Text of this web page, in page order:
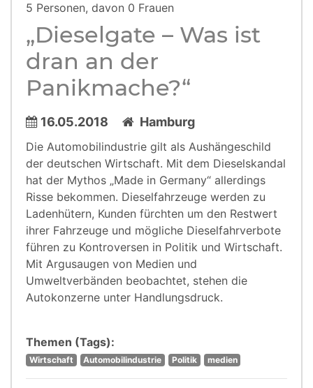
5 Personen, davon 0 Frauen
„Dieselgate – Was ist
dran an der
Panikmache?“
16.05.2018 Hamburg
Die Automobilindustrie gilt als Aushängeschild
der deutschen Wirtschaft. Mit dem Dieselskandal
hat der Mythos „Made in Germany“ allerdings
Risse bekommen. Dieselfahrzeuge werden zu
Ladenhütern, Kunden fürchten um den Restwert
ihrer Fahrzeuge und mögliche Dieselfahrverbote
führen zu Kontroversen in Politik und Wirtschaft.
Mit Argusaugen von Medien und
Umweltverbänden beobachtet, stehen die
Autokonzerne unter Handlungsdruck.
Themen (Tags):
Wirtschaft Automobilindustrie Politik medien